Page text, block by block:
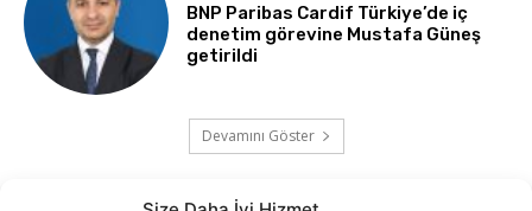
BNP Paribas Cardif Türkiye’de iç
denetim görevine Mustafa Güneş
getirildi
Devamını Göster